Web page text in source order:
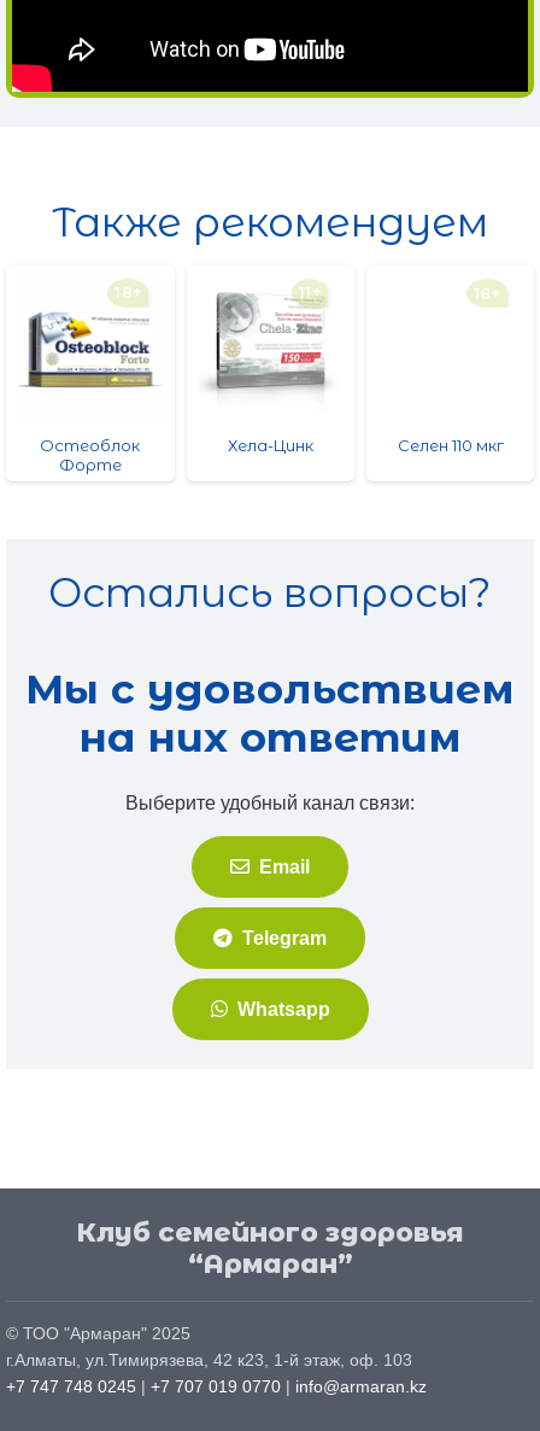
Также рекомендуем
18+
Остеоблок
Форте
11+
Хела-Цинк
18+
Селен 110 мкг
Остались вопросы?
Мы с удовольствием
на них ответим
Выберите удобный канал связи:
Email
Telegram
Whatsapp
Клуб семейного здоровья
“Армаран”
© ТОО "Армаран" 2025
г.Алматы, ул.Тимирязева, 42 к23, 1-й этаж, оф. 103
+7 747 748 0245 | +7 707 019 0770 | info@armaran.kz